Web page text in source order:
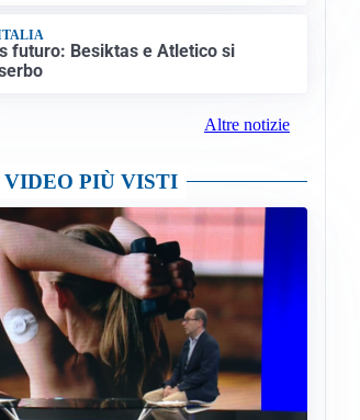
futuro: Besiktas e Atletico si
Altre notizie
VIDEO PIÙ VISTI